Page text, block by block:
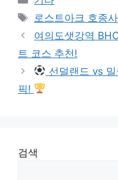
Tags
로스트아크 호종
여의도샛강역
트 코스 추천!
선덜랜드 vs
픽!
검색